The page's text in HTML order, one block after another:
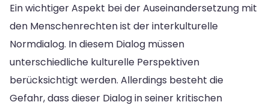
Ein wichtiger Aspekt bei der Auseinandersetzung mit
den Menschenrechten ist der interkulturelle
Normdialog. In diesem Dialog müssen
unterschiedliche kulturelle Perspektiven
berücksichtigt werden. Allerdings besteht die
Gefahr, dass dieser Dialog in seiner kritischen